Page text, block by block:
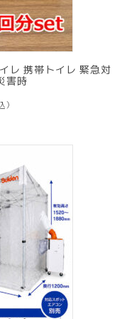
レ 携帯トイレ 緊急対
害時